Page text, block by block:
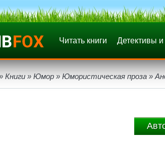
Читать книги Детективы
Книги » Юмор » Юмористическая проза »